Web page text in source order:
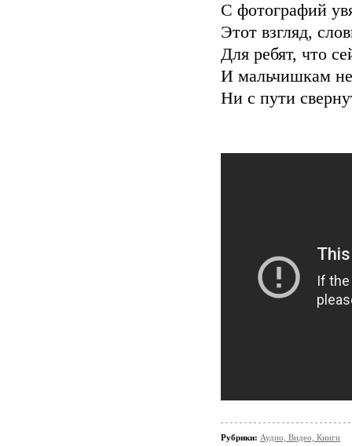
С фотографий
Этот взгляд,
Для ребят, что
И мальчишкам
Ни с пути
Рубрики: Аудио, Видео, Книги